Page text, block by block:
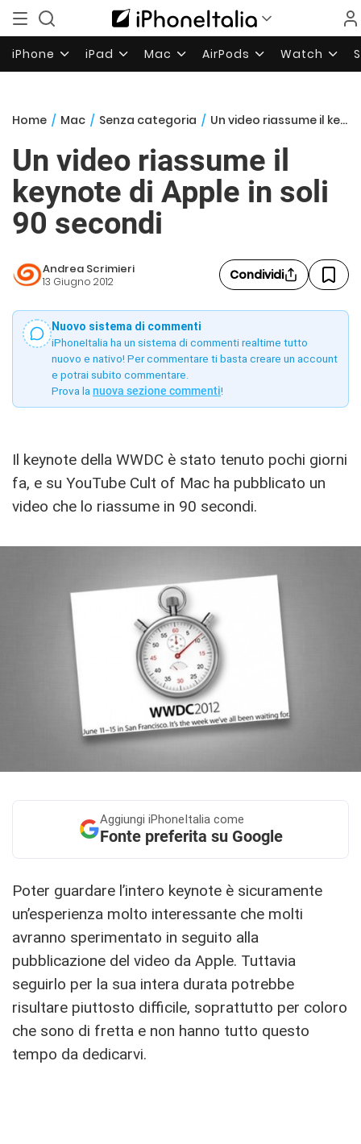
iPhone iPad Mac AirPods Watch
Home / Mac / Senza categoria / Un video riassume il keynote di Apple in soli 90 secondi
Un video riassume il
keynote di Apple in soli
90 secondi
Andrea Scrimieri
13 Giugno 2012 Condividi
Nuovo sistema di commenti
iPhoneItalia ha un sistema di commenti realtime tutto
nuovo e nativo! Per commentare ti basta creare un account
e potrai subito commentare.
Prova la nuova sezione commenti!
Il keynote della WWDC è stato tenuto pochi giorni
fa, e su YouTube Cult of Mac ha pubblicato un
video che lo riassume in 90 secondi.
Aggiungi iPhoneItalia come
Fonte preferita su Google
Poter guardare l’intero keynote è sicuramente
un’esperienza molto interessante che molti
avranno sperimentato in seguito alla
pubblicazione del video da Apple. Tuttavia
seguirlo per la sua intera durata potrebbe
risultare piuttosto difficile, soprattutto per coloro
che sono di fretta e non hanno tutto questo
tempo da dedicarvi.